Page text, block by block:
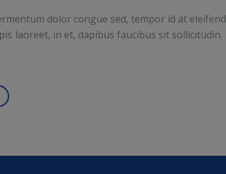
dolor congue sed, tempor id at eleifend
laoreet, in et, dapibus faucibus sit sollicitudin.